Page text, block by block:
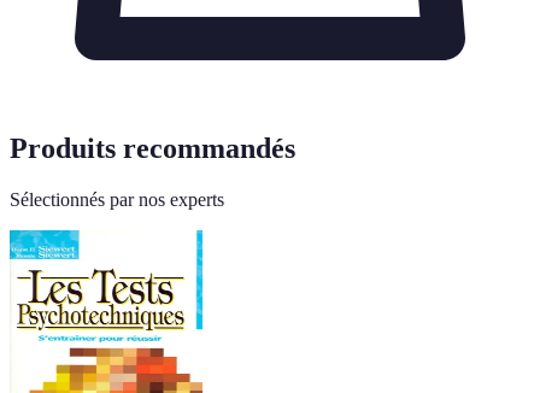
Produits recommandés
Sélectionnés par nos experts